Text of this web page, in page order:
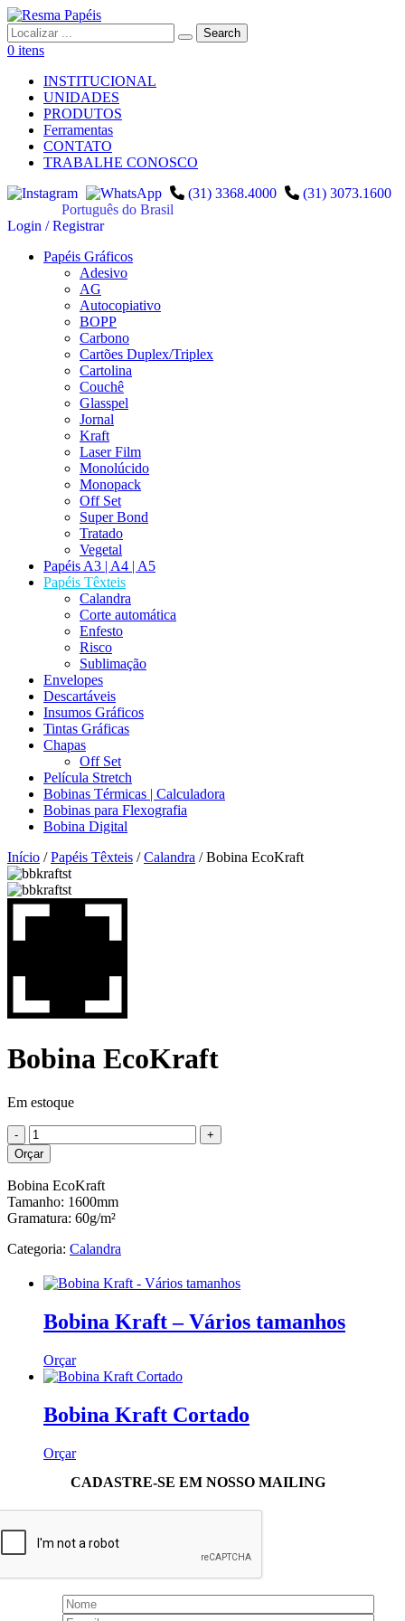
0 itens
INSTITUCIONAL
UNIDADES
PRODUTOS
Ferramentas
CONTATO
TRABALHE CONOSCO
(31) 3368.4000
(31) 3073.1600
Português do Brasil
Login / Registrar
Papéis Gráficos
Adesivo
AG
Autocopiativo
BOPP
Carbono
Cartões Duplex/Triplex
Cartolina
Couchê
Glasspel
Jornal
Kraft
Laser Film
Monolúcido
Monopack
Off Set
Super Bond
Tratado
Vegetal
Papéis A3 | A4 | A5
Papéis Têxteis
Calandra
Corte automática
Enfesto
Risco
Sublimação
Envelopes
Descartáveis
Insumos Gráficos
Tintas Gráficas
Chapas
Off Set
Película Stretch
Bobinas Térmicas | Calculadora
Bobinas para Flexografia
Bobina Digital
Início /Papéis Têxteis /Calandra / Bobina EcoKraft
Bobina EcoKraft
Em estoque
Orçar
Bobina EcoKraft
Tamanho: 1600mm
Gramatura: 60g/m²
Categoria: Calandra
Bobina Kraft – Vários tamanhos
Orçar
Bobina Kraft Cortado
Orçar
CADASTRE-SE EM NOSSO MAILING